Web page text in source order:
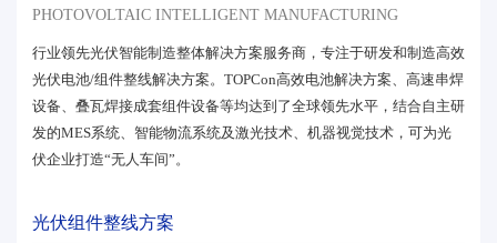
PHOTOVOLTAIC INTELLIGENT MANUFACTURING
行业领先光伏智能制造整体解决方案服务商，专注于研发和制造高效
光伏电池/组件整线解决方案。TOPCon高效电池解决方案、高速串焊
设备、叠瓦焊接成套组件设备等均达到了全球领先水平，结合自主研
发的MES系统、智能物流系统及激光技术、机器视觉技术，可为光
伏企业打造“无人车间”。
光伏组件整线方案